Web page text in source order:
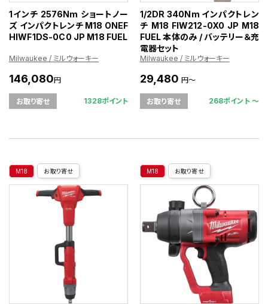
1インチ 2576Nm ショートノー
ズ インパクトレンチ M18 ONEF
HIWF1DS-0C0 JP M18 FUEL
Milwaukee / ミルウォーキー
146,080円
お取り寄せ 1328ポイント
1/2DR 340Nm インパクトレン
チ M18 FIW212-0X0 JP M18
FUEL 本体のみ / バッテリー＆充
電器セット
Milwaukee / ミルウォーキー
29,480 円～
お取り寄せ 268ポイント 〜
M18 お取り寄せ M18 お取り寄せ